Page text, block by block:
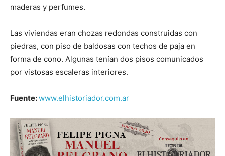
maderas y perfumes.
Las viviendas eran chozas redondas construidas con
piedras, con piso de baldosas con techos de paja en
forma de cono. Algunas tenían dos pisos comunicados
por vistosas escaleras interiores.
Fuente:www.elhistoriador.com.ar